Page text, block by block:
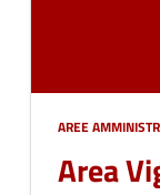
AREE
Area